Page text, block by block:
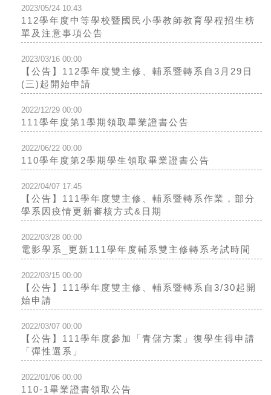
2023/05/24 10:43
112學年度中等學校暨國民小學教師教育學程招生榜
單及注意事項公告
2023/03/16 00:00
【公告】112學年度雙主修、輔系暨轉系自3月29日
(三)起開始申請
2022/12/29 00:00
111學年度第1學期領取畢業證書公告
2022/06/22 00:00
110學年度第2學期學生領取畢業證書公告
2022/04/07 17:45
【公告】111學年度雙主修、輔系暨轉系作業，部分
學系因疫情更新審核方式&日期
2022/03/28 00:00
電影學系_更新111學年度輔系雙主修轉系考試時間
2022/03/15 00:00
【公告】111學年度雙主修、輔系暨轉系自3/30起開
始申請
2022/03/07 00:00
【公告】111學年度參加「青儲方案」復學生得申請
「彈性選系」
2022/01/06 00:00
110-1畢業證書領取公告